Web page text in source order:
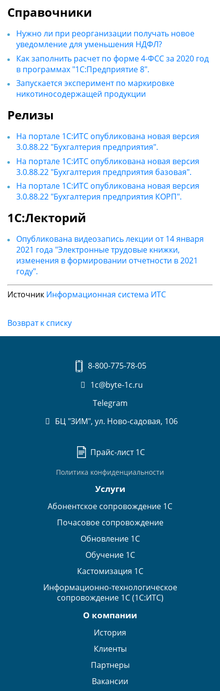
Справочники
Нужно ли при реорганизации получать новое
уведомление для уменьшения НДФЛ?
Как заполнить расчет по форме 4-ФСС за 2020 год
в программах "1С:Предприятие 8".
Запускается эксперимент по маркировке
никотиносодержащей продукции
Релизы
На портале 1С:ИТС опубликована новая версия
3.0.88.22 "Бухгалтерия предприятия".
На портале 1С:ИТС опубликована новая версия
3.0.88.22 "Бухгалтерия предприятия базовая".
На портале 1С:ИТС опубликована новая версия
3.0.88.22 "Бухгалтерия предприятия КОРП".
1С:Лекторий
Опубликована видеозапись лекции от 14 января
2021 года "Электронные трудовые книжки,
изменения в формировании отчетности в 2021
году".
Источник Информационная система ИТС
Возврат к списку
8-800-775-78-05
1c@byte-1c.ru
Telegram
БЦ "ЗИМ", ул. Ново-садовая, 106
Прайс-лист 1С
Политика конфиденциальности
Услуги
Абонентское сопровождение 1С
Почасовое сопровождение
Обновление 1С
Обучение 1С
Кастомизация 1С
Информационно-технологическое
сопровождение 1С (1С:ИТС)
О компании
История
Клиенты
Партнеры
Вакансии